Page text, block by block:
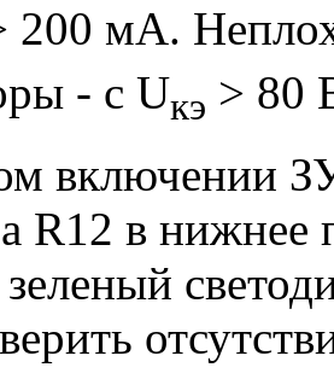
200 мА.
- с Uкэ > 80
включении
R12 в
зеленый